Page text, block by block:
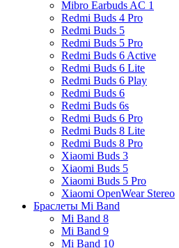
Mibro Earbuds AC 1
Redmi Buds 4 Pro
Redmi Buds 5
Redmi Buds 5 Pro
Redmi Buds 6 Active
Redmi Buds 6 Lite
Redmi Buds 6 Play
Redmi Buds 6
Redmi Buds 6s
Redmi Buds 6 Pro
Redmi Buds 8 Lite
Redmi Buds 8 Pro
Xiaomi Buds 3
Xiaomi Buds 5
Xiaomi Buds 5 Pro
Xiaomi OpenWear Stereo
Браслеты Mi Band
Mi Band 8
Mi Band 9
Mi Band 10